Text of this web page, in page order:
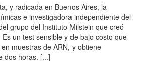
y radicada en Buenos Aires, la
e investigadora independiente del
grupo del Instituto Milstein que creó
Es un test sensible y de bajo costo que
muestras de ARN, y obtiene
dos horas. [...]